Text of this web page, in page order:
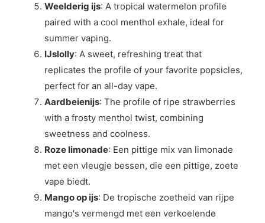
Weelderig ijs: A tropical watermelon profile
paired with a cool menthol exhale, ideal for
summer vaping.
IJslolly: A sweet, refreshing treat that
replicates the profile of your favorite popsicles,
perfect for an all-day vape.
Aardbeienijs: The profile of ripe strawberries
with a frosty menthol twist, combining
sweetness and coolness.
Roze limonade: Een pittige mix van limonade
met een vleugje bessen, die een pittige, zoete
vape biedt.
Mango op ijs: De tropische zoetheid van rijpe
mango's vermengd met een verkoelende